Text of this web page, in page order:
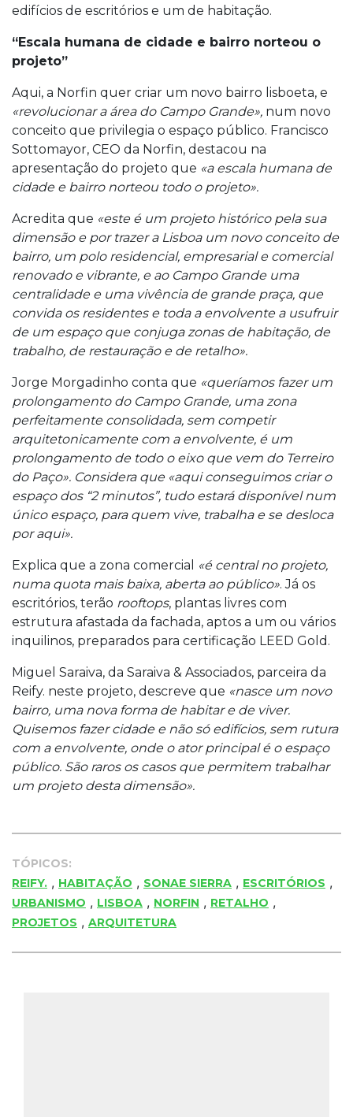
edifícios de escritórios e um de habitação.
“Escala humana de cidade e bairro norteou o
projeto”
Aqui, a Norfin quer criar um novo bairro lisboeta, e
«revolucionar a área do Campo Grande», num novo
conceito que privilegia o espaço público. Francisco
Sottomayor, CEO da Norfin, destacou na
apresentação do projeto que «a escala humana de
cidade e bairro norteou todo o projeto».
Acredita que «este é um projeto histórico pela sua
dimensão e por trazer a Lisboa um novo conceito de
bairro, um polo residencial, empresarial e comercial
renovado e vibrante, e ao Campo Grande uma
centralidade e uma vivência de grande praça, que
convida os residentes e toda a envolvente a usufruir
de um espaço que conjuga zonas de habitação, de
trabalho, de restauração e de retalho».
Jorge Morgadinho conta que «queríamos fazer um
prolongamento do Campo Grande, uma zona
perfeitamente consolidada, sem competir
arquitetonicamente com a envolvente, é um
prolongamento de todo o eixo que vem do Terreiro
do Paço». Considera que «aqui conseguimos criar o
espaço dos “2 minutos”, tudo estará disponível num
único espaço, para quem vive, trabalha e se desloca
por aqui».
Explica que a zona comercial
«é central no projeto,
numa quota mais baixa, aberta ao público». Já os
escritórios, terão rooftops, plantas livres com
estrutura afastada da fachada, aptos a um ou vários
inquilinos, preparados para certificação LEED Gold.
Miguel Saraiva, da Saraiva & Associados, parceira da
Reify. neste projeto, descreve que «nasce um novo
bairro, uma nova forma de habitar e de viver.
Quisemos fazer cidade e não só edifícios, sem rutura
com a envolvente, onde o ator principal é o espaço
público. São raros os casos que permitem trabalhar
um projeto desta dimensão».
TÓPICOS:
REIFY. , HABITAÇÃO , SONAE SIERRA , ESCRITÓRIOS ,
URBANISMO , LISBOA , NORFIN , RETALHO ,
PROJETOS , ARQUITETURA